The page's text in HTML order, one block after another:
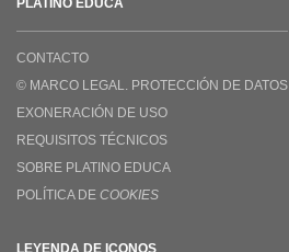
PLATINO EDUCA
CONTACTO
© MARCO LEGAL. PROTECCIÓN DE DATOS
EXONERACIÓN DE USO
REQUISITOS TÉCNICOS
SOBRE PLATINO EDUCA
POLÍTICA DE COOKIES
LEYENDA DE ICONOS